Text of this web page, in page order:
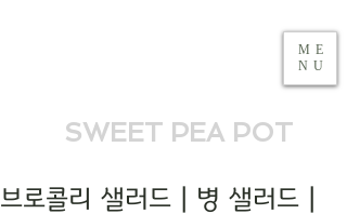
SWEET PEA POT
ME
NU
브로콜리 샐러드 | 병 샐러드 |